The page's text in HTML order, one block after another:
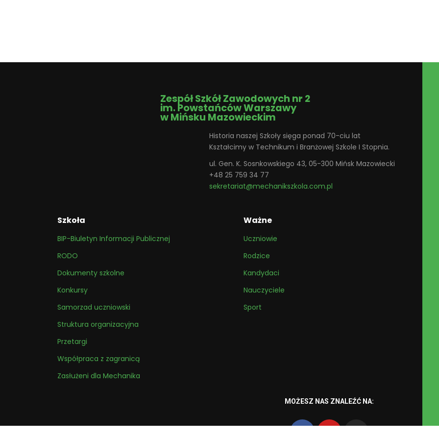
Zespół Szkół Zawodowych nr 2
im. Powstańców Warszawy
w Mińsku Mazowieckim
Historia naszej Szkoły sięga ponad 70-ciu lat
Kształcimy w Technikum i Branżowej Szkole I Stopnia.
ul. Gen. K. Sosnkowskiego 43, 05-300 Mińsk Mazowiecki
+48 25 759 34 77
sekretariat@mechanikszkola.com.pl
Szkoła
BIP-Biuletyn Informacji Publicznej
RODO
Dokumenty szkolne
Konkursy
Samorzad uczniowski
Struktura organizacyjna
Przetargi
Współpraca z zagranicą
Zasłużeni dla Mechanika
Ważne
Uczniowie
Rodzice
Kandydaci
Nauczyciele
Sport
MOŻESZ NAS ZNALEŹĆ NA: